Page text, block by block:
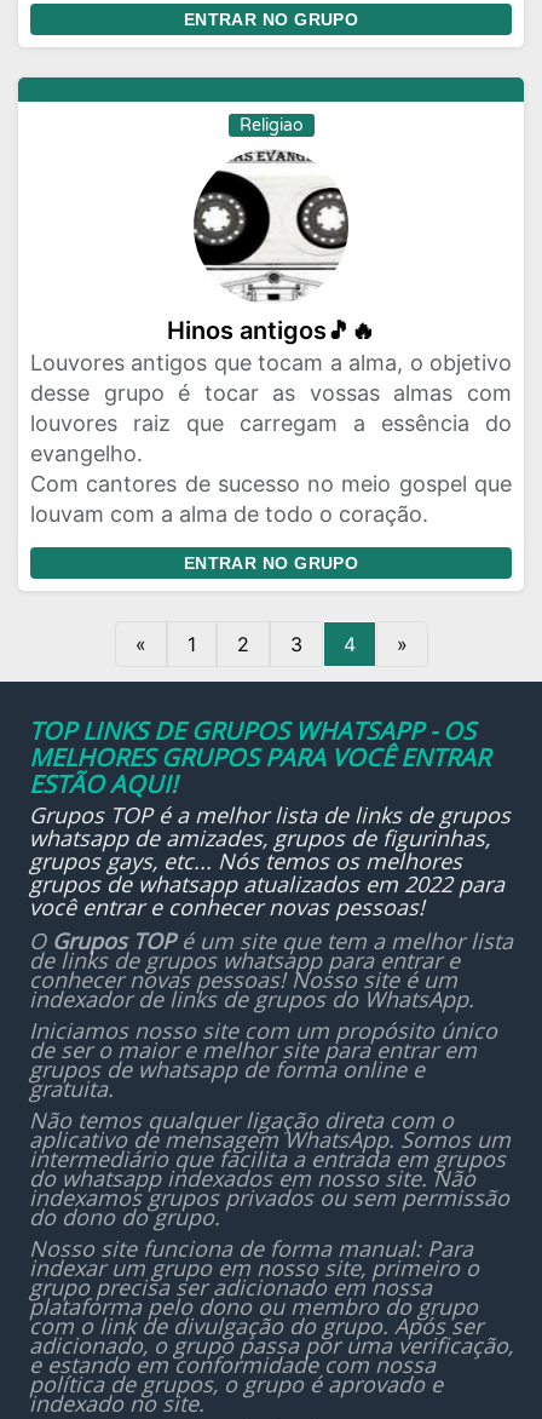
ENTRAR NO GRUPO
Religiao
Hinos antigos🎵🔥
Louvores antigos que tocam a alma, o objetivo
desse grupo é tocar as vossas almas com
louvores raiz que carregam a essência do
evangelho.
Com cantores de sucesso no meio gospel que
louvam com a alma de todo o coração.
ENTRAR NO GRUPO
« 1 2 3 4 »
TOP LINKS DE GRUPOS WHATSAPP - OS
MELHORES GRUPOS PARA VOCÊ ENTRAR
ESTÃO AQUI!
Grupos TOP é a melhor lista de links de grupos
whatsapp de amizades, grupos de figurinhas,
grupos gays, etc... Nós temos os melhores
grupos de whatsapp atualizados em 2022 para
você entrar e conhecer novas pessoas!
O Grupos TOPé um site que tem a melhor lista
de links de grupos whatsapp para entrar e
conhecer novas pessoas! Nosso site é um
indexador de links de grupos do WhatsApp.
Iniciamos nosso site com um propósito único
de ser o maior e melhor site para entrar em
grupos de whatsapp de forma online e
gratuita.
Não temos qualquer ligação direta com o
aplicativo de mensagem WhatsApp. Somos um
intermediário que facilita a entrada em grupos
do whatsapp indexados em nosso site. Não
indexamos grupos privados ou sem permissão
do dono do grupo.
Nosso site funciona de forma manual: Para
indexar um grupo em nosso site, primeiro o
grupo precisa ser adicionado em nossa
plataforma pelo dono ou membro do grupo
com o link de divulgação do grupo. Após ser
adicionado, o grupo passa por uma verificação,
e estando em conformidade com nossa
política de grupos, o grupo é aprovado e
indexado no site.